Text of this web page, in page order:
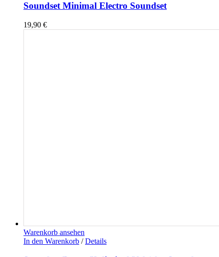
Soundset Minimal Electro Soundset
19,90 €
Warenkorb ansehen
In den Warenkorb / Details